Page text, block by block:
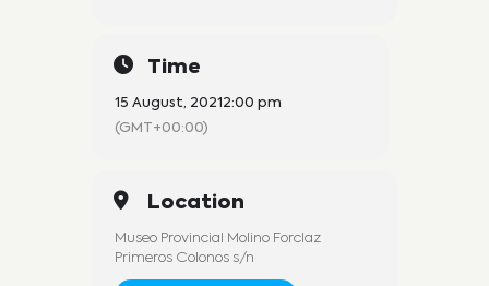
Time
15 August, 2021 2:00 pm
(GMT+00:00)
Location
Museo Provincial Molino Forclaz
Primeros Colonos s/n